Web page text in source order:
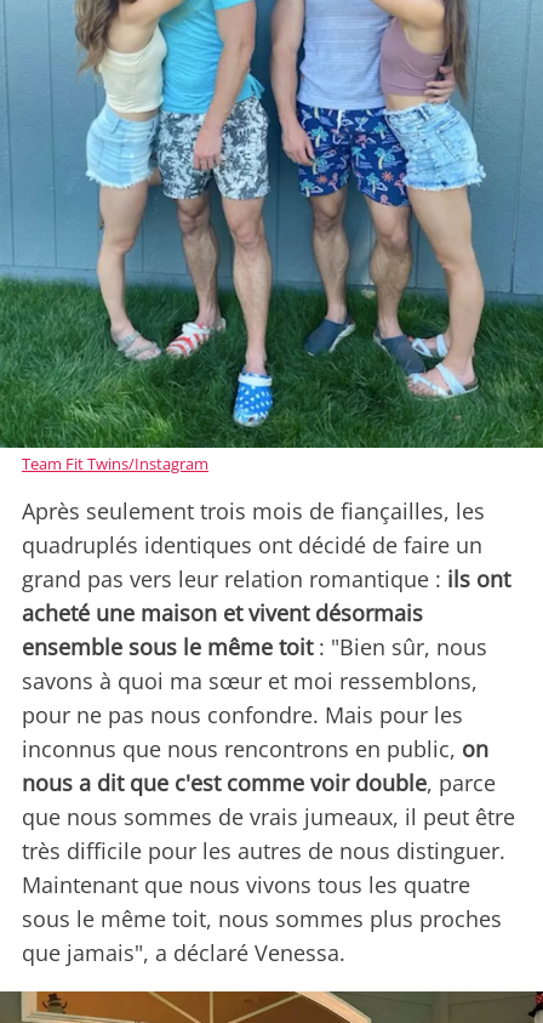
Team Fit Twins/Instagram
Après seulement trois mois de fiançailles, les
quadruplés identiques ont décidé de faire un
grand pas vers leur relation romantique : ils ont
acheté une maison et vivent désormais
ensemble sous le même toit: "Bien sûr, nous
savons à quoi ma sœur et moi ressemblons,
pour ne pas nous confondre. Mais pour les
inconnus que nous rencontrons en public, on
nous a dit que c'est comme voir double, parce
que nous sommes de vrais jumeaux, il peut être
très difficile pour les autres de nous distinguer.
Maintenant que nous vivons tous les quatre
sous le même toit, nous sommes plus proches
que jamais", a déclaré Venessa.